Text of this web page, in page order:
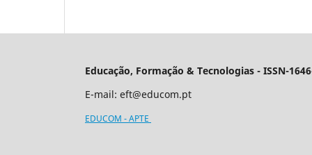
Educação, Formação & Tecnologias - ISSN-
E-mail: eft@educom.pt
EDUCOM - APTE